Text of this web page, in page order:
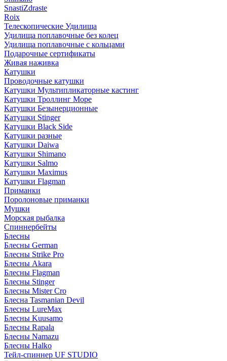
SnastiZdraste
Roix
Телескопические Удилища
Удилища поплавочные без колец
Удилища поплавочные с кольцами
Подарочные сертификаты
Живая наживка
Катушки
Проводочные катушки
Катушки Мультипликаторные кастинг
Катушки Троллинг Море
Катушки Безынерционные
Катушки Stinger
Катушки Black Side
Катушки разные
Катушки Daiwa
Катушки Shimano
Катушки Salmo
Катушки Maximus
Катушки Flagman
Приманки
Поролоновые приманки
Мушки
Морская рыбалка
Спиннербейты
Блесны
Блесны German
Блесны Strike Pro
Блесны Akara
Блесны Flagman
Блесны Stinger
Блесны Mister Cro
Блесна Tasmanian Devil
Блесны LureMax
Блесны Kuusamo
Блесны Rapala
Блесны Namazu
Блесны Halko
Тейл-спиннер UF STUDIO